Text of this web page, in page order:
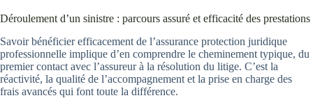
Déroulement d’un sinistre : parcours assuré et efficacité des prestations
Savoir bénéficier efficacement de l’assurance protection juridique
professionnelle implique d’en comprendre le cheminement typique, du
premier contact avec l’assureur à la résolution du litige. C’est la
réactivité, la qualité de l’accompagnement et la prise en charge des
frais avancés qui font toute la différence.